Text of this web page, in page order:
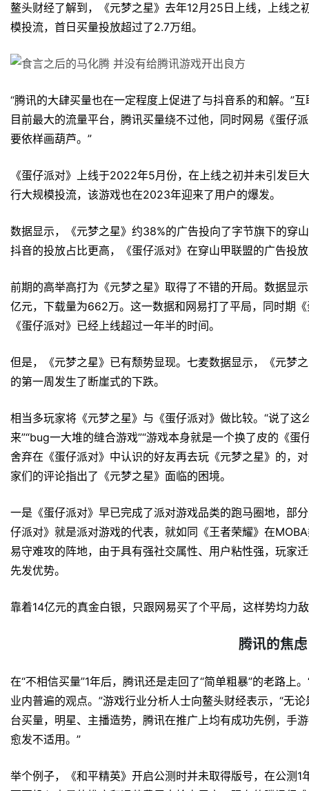
鳌头财经了解到，《元梦之星》去年12月25日上线，上线之
模投流，首日买量投放超过了2.7万组。
“腾讯的大肆买量也在一定程度上促进了与抖音系的和解。”
目前最大的流量平台，腾讯买量绕不过他，同时网易《蛋仔
要依样画葫芦。”
《蛋仔派对》上线于2022年5月份，在上线之初并未引发巨
行大规模投流，该游戏也在2023年迎来了用户的爆发。
数据显示，《元梦之星》约38%的广告投向了字节旗下的穿
抖音的投放占比更高，《蛋仔派对》在穿山甲联盟的广告投
前期的高举高打为《元梦之星》取得了不错的开局。数据显
亿元，下载量为662万。这一数据和网易打了平局，同时期
《蛋仔派对》已经上线超过一年半的时间。
但是，《元梦之星》已有颓势显现。七麦数据显示，《元梦
的第一周发生了断崖式的下跌。
相当多玩家将《元梦之星》与《蛋仔派对》做比较。“说了这
来”“bug一大堆的缝合游戏”“游戏本身就是一个换了皮的《
舍弃在《蛋仔派对》中认识的好友再去玩《元梦之星》的，
家们的评论指出了《元梦之星》面临的困境。
一是《蛋仔派对》早已完成了派对游戏品类的跑马圈地，部
仔派对》就是派对游戏的代表，就如同《王者荣耀》在
易守难攻的阵地，由于具有强社交属性、用户粘性强，玩家
先发优势。
靠着14亿元的真金白银，只跟网易买了个平局，这样势均力
腾讯的焦虑
在“不相信买量”1年后，腾讯还是走回了“简单粗暴”的老路上
业内普遍的观点。”游戏行业分析人士向鳌头财经表示，“无
台买量，明星、主播造势，腾讯在推广上均有成功先例，手
愈发不适用。”
举个例子，《和平精英》开启公测时并未取得版号，在公测